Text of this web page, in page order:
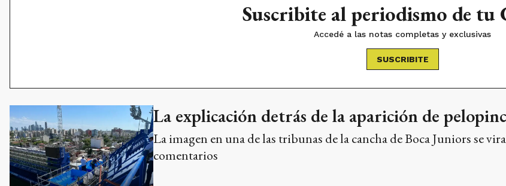
Suscribite al periodismo de tu
Accedé a las notas completas y exclusivas
SUSCRIBITE
La explicación detrás de la aparición de
La imagen en una de las tribunas de la cancha de Boca Juniors se
comentarios